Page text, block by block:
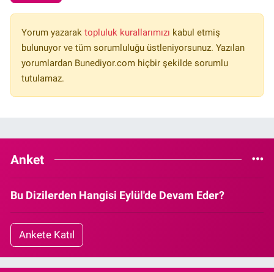
Yorum yazarak topluluk kurallarımızı kabul etmiş
bulunuyor ve tüm sorumluluğu üstleniyorsunuz. Yazılan
yorumlardan Bunediyor.com hiçbir şekilde sorumlu
tutulamaz.
Anket
Bu Dizilerden Hangisi Eylül'de Devam Eder?
Ankete Katıl